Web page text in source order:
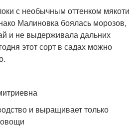
Яблоки с розовой
мякотью
с необычным оттенком мякоти
Малиновка боялась морозов,
и не выдерживала дальних
этот сорт в садах можно
и выращивает только
овощи